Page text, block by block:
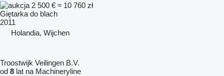
2 500 € ≈ 10 760 zł
Giętarka do blach
2011
Holandia, Wijchen
Troostwijk Veilingen B.V.
od 8 lat na Machineryline